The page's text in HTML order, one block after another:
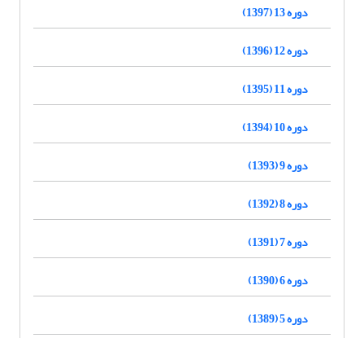
دوره 13 (1397)
دوره 12 (1396)
دوره 11 (1395)
دوره 10 (1394)
دوره 9 (1393)
دوره 8 (1392)
دوره 7 (1391)
دوره 6 (1390)
دوره 5 (1389)